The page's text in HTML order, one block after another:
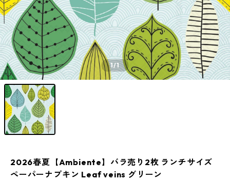
1/1
2026春夏【Ambiente】バラ売り2枚 ランチサイズ
ペーパーナプキン Leaf veins グリーン